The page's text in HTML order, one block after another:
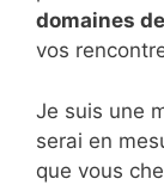
domaines
vos
Je suis une
serai en
que vous